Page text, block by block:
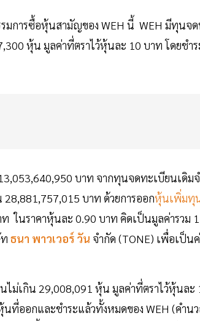
การซื้อหุ้นสามัญของ WEH นี้ WEH มีทุนจ
หุ้น มูลค่าที่ตราไว้หุ้นละ 10 บาท โดยชำ
บาท จากทุนจดทะเบียนเดิม
บาท ด้วยการออกหุ้นเพิ่มทุ
ในราคาหุ้นละ 0.90 บาท คิดเป็นมูลค่ารวม
ธนา พาวเวอร์ วัน จำกัด (TONE) เพื่อเป็
ม่เกิน 29,008,091 หุ้น มูลค่าที่ตราไว้หุ้นละ
นที่ออกและชำระแล้วทั้งหมดของ WEH (คำ